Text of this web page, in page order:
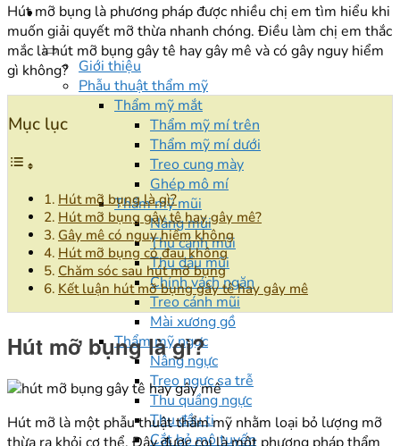
Giới thiệu
Phẫu thuật thẩm mỹ
Thẩm mỹ mắt
Thẩm mỹ mí trên
Thẩm mỹ mí dưới
Treo cung mày
Ghép mô mí
Thẩm mỹ mũi
Nâng mũi
Thu cánh mũi
Thu đầu mũi
Chỉnh vách ngăn
Treo cánh mũi
Mài xương gồ
Thẩm mỹ ngực
Nâng ngực
Treo ngực sa trễ
Thu quầng ngực
Thu đầu ti
Cắt bỏ mô tuyến
Hút mỡ bụng là phương pháp được nhiều chị em tìm hiểu khi
muốn giải quyết mỡ thừa nhanh chóng. Điều làm chị em thắc
mắc là hút mỡ bụng gây tê hay gây mê và có gây nguy hiểm
gì không?
Mục lục
Hút mỡ bụng là gì?
Hút mỡ bụng gây tê hay gây mê?
Gây mê có nguy hiểm không
Hút mỡ bụng có đau không
Chăm sóc sau hút mỡ bụng
Kết luận hút mỡ bụng gây tê hay gây mê
Hút mỡ bụng là gì?
Hút mỡ là một phẫu thuật thẩm mỹ nhằm loại bỏ lượng mỡ